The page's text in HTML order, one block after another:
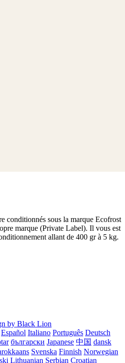
conditionnés sous la marque Ecofrost
marque (Private Label). Il vous est
allant de 400 gr à 5 kg.
by Black Lion
Español Italiano Português Deutsch
български Japanese 中国 dansk
Svenska Finnish Norwegian
Lithuanian Serbian Croatian